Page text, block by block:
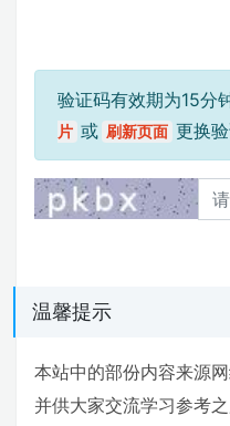
验证码有效期为15分
片 或 刷新页面 更换验
温馨提示
本站中的部份内容来源
并供大家交流学习参考之